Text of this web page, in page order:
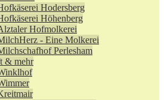
Hodersberg
Höhenberg
Hofmolkerei
- Eine Molkerei
Perlesham
& mehr